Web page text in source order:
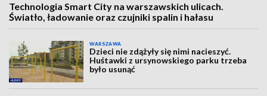
Technologia Smart City na warszawskich ulicach.
Światło, ładowanie oraz czujniki spalin i hałasu
WARSZAWA
Dzieci nie zdążyły się nimi nacieszyć.
Huśtawki z ursynowskiego parku trzeba
było usunąć